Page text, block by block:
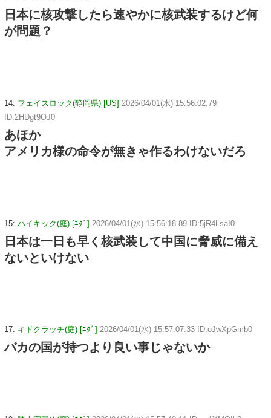
日本に核攻撃したら速やかに核武装するけど何
が問題？
14: フェイスロック(静岡県) [US] 2026/04/01(水) 15:56:02.79
ID:2HDgt9OJ0
あほか
アメリカ様の命令が無きゃ作るわけないだろ
15: ハイキック(庭) [ﾆﾀﾞ] 2026/04/01(水) 15:56:18.89 ID:5jR4LsaI0
日本は一日も早く核武装して中国に脅威に備え
ないといけない
17: キドクラッチ(庭) [ﾆﾀﾞ] 2026/04/01(水) 15:57:07.33 ID:oJwXpGmb0
バカの国が持つより良い事じゃないか